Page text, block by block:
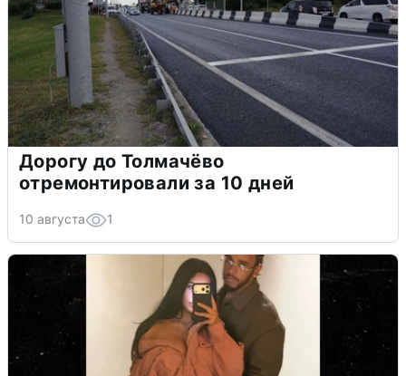
Дорогу до Толмачёво
отремонтировали за 10 дней
10 августа 1